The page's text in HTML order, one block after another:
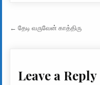
Post
← தேடி வருவேன் காத்திரு
Leave a Reply